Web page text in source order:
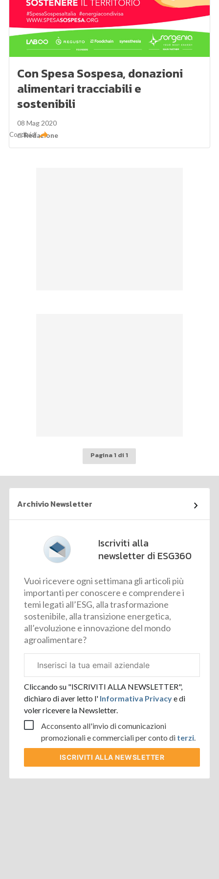
Con Spesa Sospesa, donazioni
alimentari tracciabili e
sostenibili
08 Mag 2020
diRedazione
Condividi
Pagina 1 di 1
Archivio Newsletter
Iscriviti alla
newsletter di ESG360
Vuoi ricevere ogni settimana gli articoli più
importanti per conoscere e comprendere i
temi legati all’ESG, alla trasformazione
sostenibile, alla transizione energetica,
all’evoluzione e innovazione del mondo
agroalimentare?
aziendale
Cliccando su "ISCRIVITI ALLA NEWSLETTER",
dichiaro di aver letto l' Informativa Privacye di
voler ricevere la Newsletter.
Acconsento all'invio di comunicazioni
promozionali e commerciali per conto di terzi.
ISCRIVITI ALLA NEWSLETTER